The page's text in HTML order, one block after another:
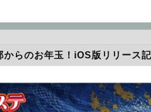
からのお年玉！iOS版リリース